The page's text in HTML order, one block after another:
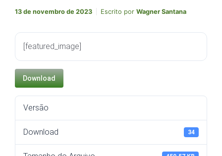
13 de novembro de 2023 Escrito por Wagner Santana
[featured_image]
Download
Versão
Download 34